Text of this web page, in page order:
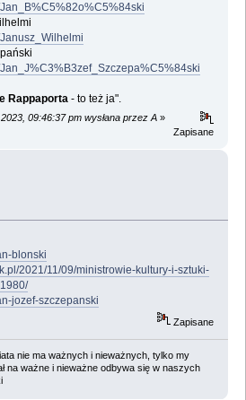
Rappaporta - to też ja".
09:46:37 pm wysłana przez A »
Zapisane
blonski
2021/11/09/ministrowie-kultury-i-sztuki-
jozef-szczepanski
Zapisane
nie ma ważnych i nieważnych, tylko my
na ważne i nieważne odbywa się w naszych